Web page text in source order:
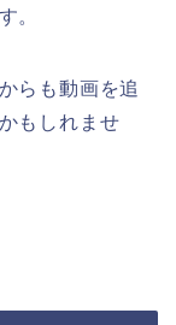
。
らも動画を追
もしれませ